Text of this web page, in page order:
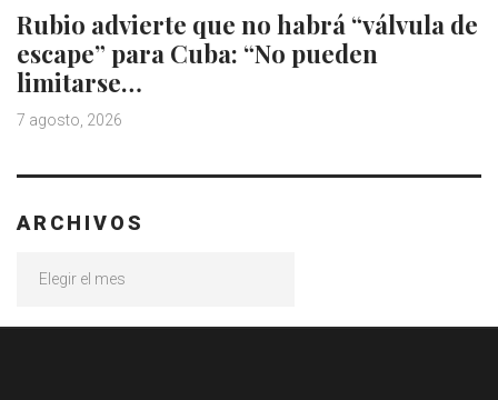
Rubio advierte que no habrá “válvula de
escape” para Cuba: “No pueden
limitarse…
7 agosto, 2026
ARCHIVOS